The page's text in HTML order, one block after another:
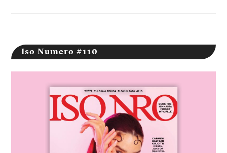
Iso Numero #110